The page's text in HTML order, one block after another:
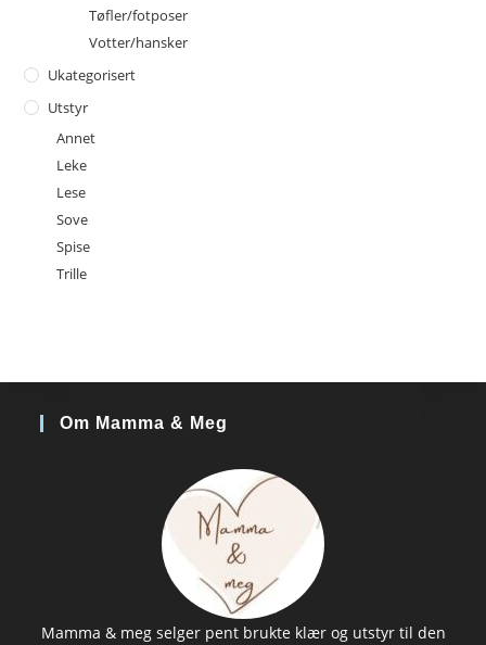
Tøfler/fotposer
Votter/hansker
Ukategorisert
Utstyr
Annet
Leke
Lese
Sove
Spise
Trille
Om Mamma & Meg
Mamma & meg selger pent brukte klær og utstyr til den